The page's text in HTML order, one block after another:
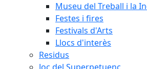
Museu del Treball i la
Festes i fires
Festivals d'Arts
Llocs d'interès
Residus